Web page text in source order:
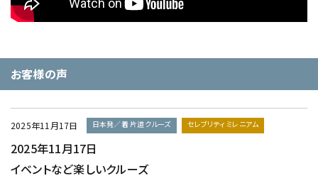
お客様の声
2025年11月17日 日本発／着 片道クルーズ セレブリティ ミレニアム
2025年11月17日
イベントなど楽しいクルーズ